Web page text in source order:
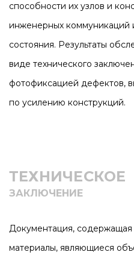
способности их узлов и
инженерных коммуникаций
состояния. Результаты
виде технического
фотофиксацией дефектов,
по усилению конструкций.
ТЕХНИЧЕСКОЕ
ЗАКЛЮЧЕНИЕ
Документация, содержащая
материалы, являющиеся